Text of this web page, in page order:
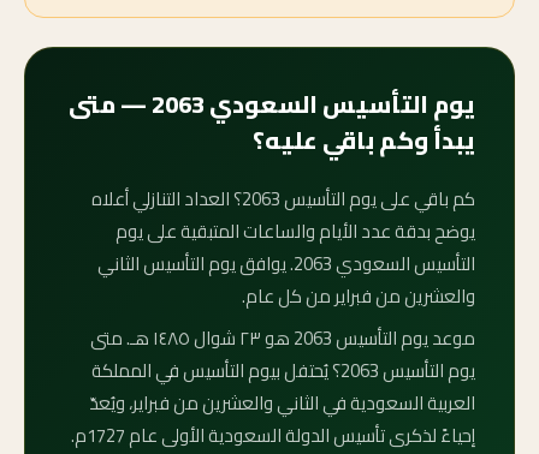
يوم التأسيس السعودي 2063 — متى
يبدأ وكم باقي عليه؟
كم باقي على يوم التأسيس 2063؟ العداد التنازلي أعلاه
يوضح بدقة عدد الأيام والساعات المتبقية على يوم
التأسيس السعودي 2063. يوافق يوم التأسيس الثاني
والعشرين من فبراير من كل عام.
موعد يوم التأسيس 2063 هو ٢٣ شوال ١٤٨٥ هـ. متى
يوم التأسيس 2063؟ يُحتفل بيوم التأسيس في المملكة
العربية السعودية في الثاني والعشرين من فبراير، ويُعدّ
إحياءً لذكرى تأسيس الدولة السعودية الأولى عام 1727م.